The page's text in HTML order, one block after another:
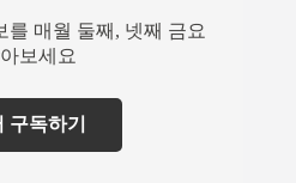
를 매월 둘째, 넷째 금요
보세요
구독하기